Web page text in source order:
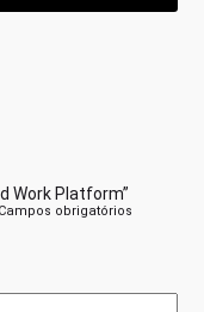
Work Platform”
Campos obrigatórios